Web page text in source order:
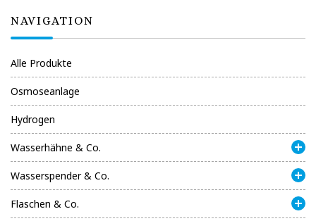
NAVIGATION
Alle Produkte
Osmoseanlage
Hydrogen
Wasserhähne & Co.
Wasserspender & Co.
Flaschen & Co.